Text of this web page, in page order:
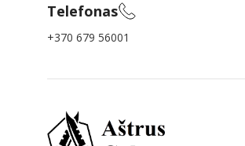
Telefonas
+370 679 56001